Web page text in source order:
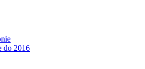
do 2016